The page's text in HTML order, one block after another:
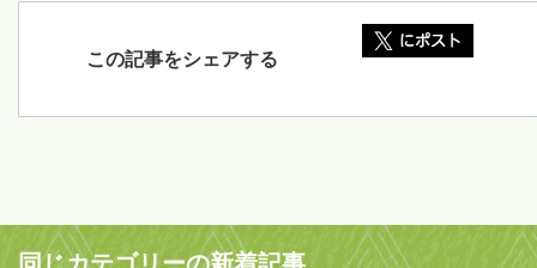
この記事をシェアする